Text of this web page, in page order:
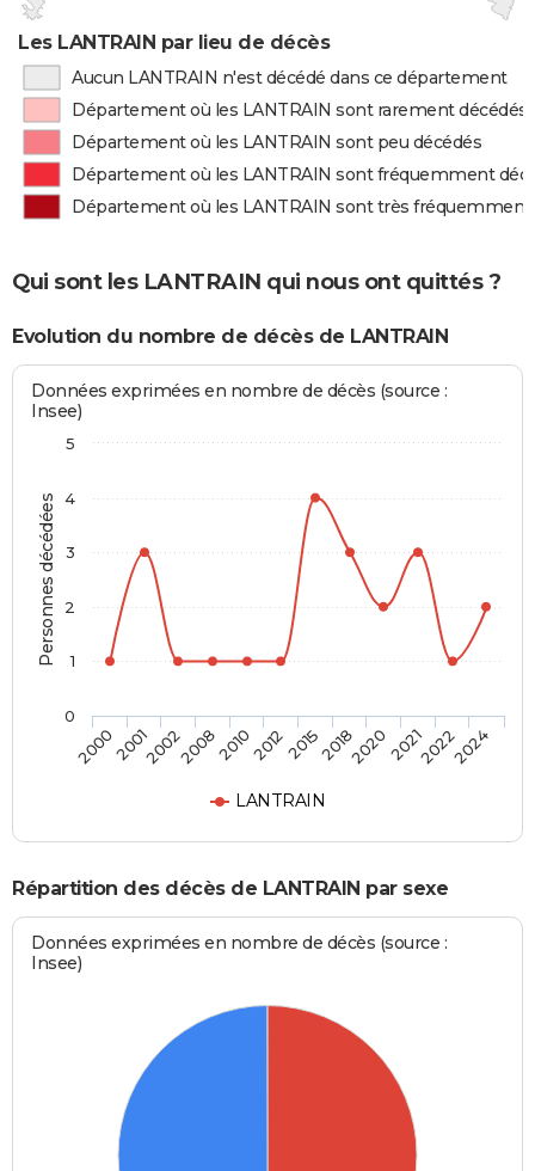
Les LANTRAIN par lieu de décès
Aucun LANTRAIN n'est décédé dans ce département
Département où les LANTRAIN sont rarement décédés
Département où les LANTRAIN sont peu décédés
Département où les LANTRAIN sont fréquemment
Département où les LANTRAIN sont très fréquemment
Qui sont les LANTRAIN qui nous ont quittés ?
Evolution du nombre de décès de LANTRAIN
Personnes décédées
Données exprimées en nombre de décès (source :
Insee)
LANTRAIN
200020012002200820102012201520182020202120222024
0
1
2
3
4
5
Répartition des décès de LANTRAIN par sexe
Données exprimées en nombre de décès (source :
Insee)